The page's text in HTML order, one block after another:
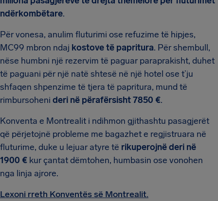
ndërkombëtare.
Për vonesa, anulim fluturimi ose refuzime të hipjes,
MC99 mbron ndaj kostove të papritura. Për shembull,
nëse humbni një rezervim të paguar paraprakisht, duhet
të paguani për një natë shtesë në një hotel ose t’ju
shfaqen shpenzime të tjera të papritura, mund të
rimbursoheni deri në përafërsisht 7850 €.
Konventa e Montrealit i ndihmon gjithashtu pasagjerët
që përjetojnë probleme me bagazhet e regjistruara në
fluturime, duke u lejuar atyre të rikuperojnë deri në
1900 € kur çantat dëmtohen, humbasin ose vonohen
nga linja ajrore.
Lexoni rreth Konventës së Montrealit.